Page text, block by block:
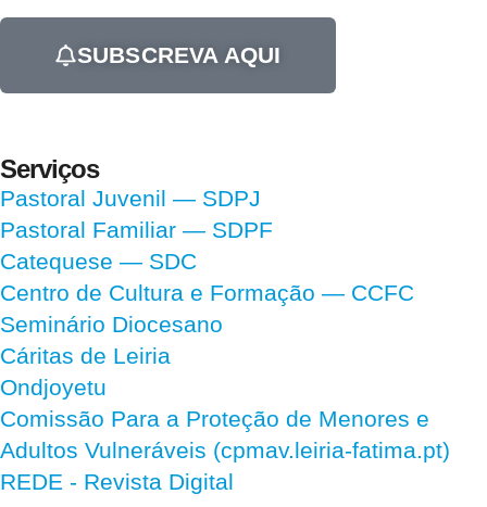
SUBSCREVA AQUI
Serviços
Pastoral Juvenil — SDPJ
Pastoral Familiar — SDPF
Catequese — SDC
Centro de Cultura e Formação — CCFC
Seminário Diocesano
Cáritas de Leiria
Ondjoyetu
Comissão Para a Proteção de Menores e
Adultos Vulneráveis (cpmav.leiria-fatima.pt)
REDE - Revista Digital